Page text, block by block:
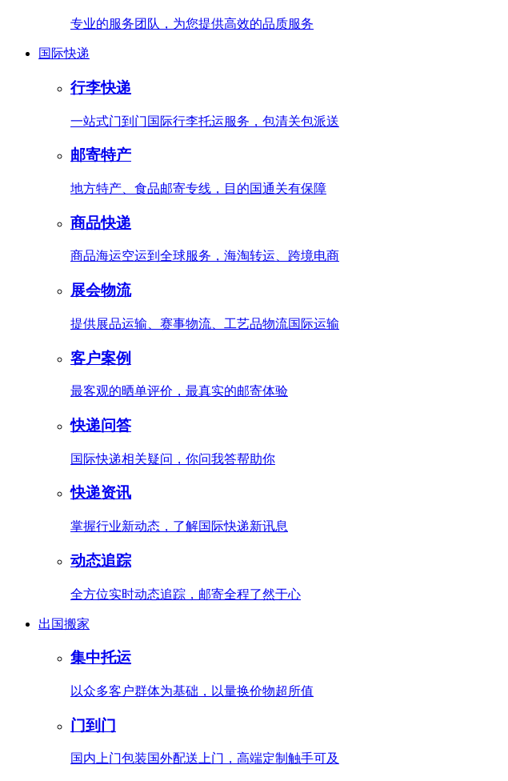
专业的服务团队，为您提供高效的品质服务
国际快递
行李快递
一站式门到门国际行李托运服务，包清关包派送
邮寄特产
地方特产、食品邮寄专线，目的国通关有保障
商品快递
商品海运空运到全球服务，海淘转运、跨境电商
展会物流
提供展品运输、赛事物流、工艺品物流国际运输
客户案例
最客观的晒单评价，最真实的邮寄体验
快递问答
国际快递相关疑问，你问我答帮助你
快递资讯
掌握行业新动态，了解国际快递新讯息
动态追踪
全方位实时动态追踪，邮寄全程了然于心
出国搬家
集中托运
以众多客户群体为基础，以量换价物超所值
门到门
国内上门包装国外配送上门，高端定制触手可及